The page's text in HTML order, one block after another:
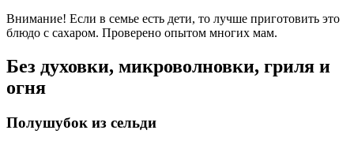
Внимание! Если в семье есть дети, то лучше приготовить это
блюдо с сахаром. Проверено опытом многих мам.
Без духовки, микроволновки, гриля и
огня
Полушубок из сельди